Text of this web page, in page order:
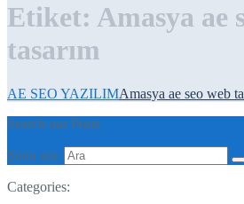
Etiket: Amasya ae
tasarım
AE SEO YAZILIMAmasya ae seo web
Search our Posts
Şunu ara:
Categories: